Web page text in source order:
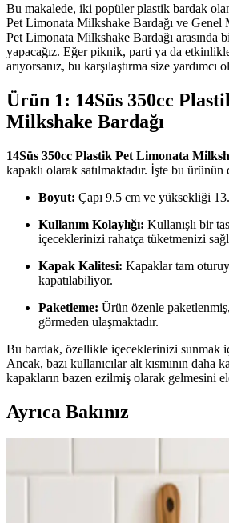
Bu makalede, iki popüler plastik bardak
Pet Limonata Milkshake Bardağı ve Genel
Pet Limonata Milkshake Bardağı arasında
yapacağız. Eğer piknik, parti ya da
arıyorsanız, bu karşılaştırma size yardımcı
Ürün 1: 14Süs 350cc
Milkshake Bardağı
14Süs 350cc Plastik Pet Limonata
kapaklı olarak satılmaktadır. İşte bu
Boyut: Çapı 9.5 cm ve yüksekliği
Kullanım Kolaylığı: Kullanışlı bir
içeceklerinizi rahatça tüketmenizi
Kapak Kalitesi: Kapaklar tam
kapatılabiliyor.
Paketleme: Ürün özenle
görmeden ulaşmaktadır.
Bu bardak, özellikle içeceklerinizi sunmak
Ancak, bazı kullanıcılar alt kısmının daha
kapakların bazen ezilmiş olarak gelmesini
Ayrıca Bakınız
Klasör: Dayanıklı ve
Noki markasının dayanıklı ve geniş